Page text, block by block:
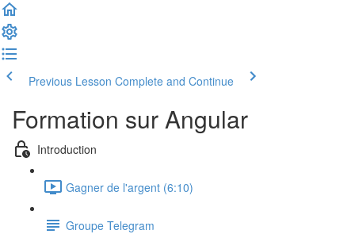
Previous Lesson Complete and Continue
Formation sur Angular
Introduction
Gagner de l'argent (6:10)
Groupe Telegram